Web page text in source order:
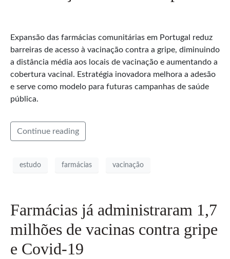
Expansão das farmácias comunitárias em Portugal reduz
barreiras de acesso à vacinação contra a gripe, diminuindo
a distância média aos locais de vacinação e aumentando a
cobertura vacinal. Estratégia inovadora melhora a adesão
e serve como modelo para futuras campanhas de saúde
pública.
Continue reading
estudo farmácias vacinação
Farmácias já administraram 1,7
milhões de vacinas contra gripe
e Covid-19